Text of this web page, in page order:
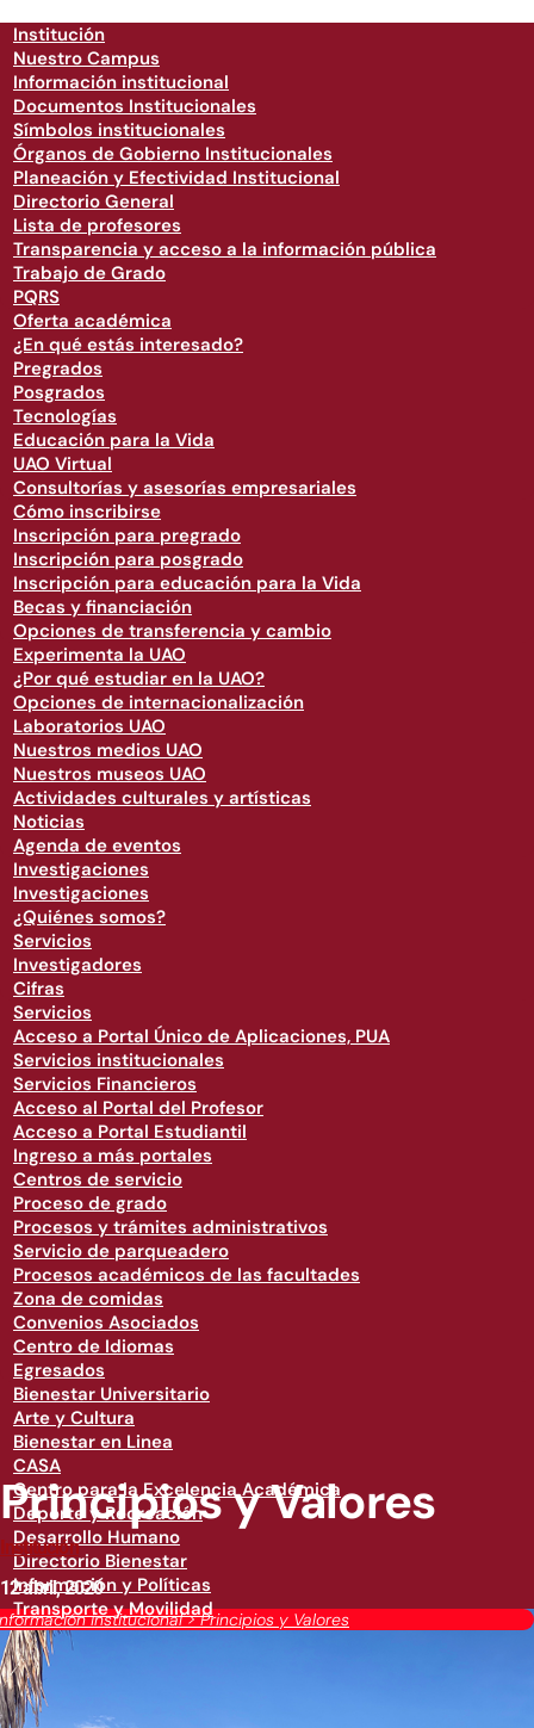
Institución
Nuestro Campus
Información institucional
Documentos Institucionales
Símbolos institucionales
Órganos de Gobierno Institucionales
Planeación y Efectividad Institucional
Directorio General
Lista de profesores
Transparencia y acceso a la información pública
Trabajo de Grado
PQRS
Oferta académica
¿En qué estás interesado?
Pregrados
Posgrados
Tecnologías
Educación para la Vida
UAO Virtual
Consultorías y asesorías empresariales
Cómo inscribirse
Inscripción para pregrado
Inscripción para posgrado
Inscripción para educación para la Vida
Becas y financiación
Opciones de transferencia y cambio
Experimenta la UAO
¿Por qué estudiar en la UAO?
Opciones de internacionalización
Laboratorios UAO
Nuestros medios UAO
Nuestros museos UAO
Actividades culturales y artísticas
Noticias
Agenda de eventos
Investigaciones
Investigaciones
¿Quiénes somos?
Servicios
Investigadores
Cifras
Servicios
Acceso a Portal Único de Aplicaciones, PUA
Servicios institucionales
Servicios Financieros
Acceso al Portal del Profesor
Acceso a Portal Estudiantil
Ingreso a más portales
Centros de servicio
Proceso de grado
Procesos y trámites administrativos
Servicio de parqueadero
Procesos académicos de las facultades
Zona de comidas
Convenios Asociados
Centro de Idiomas
Egresados
Bienestar Universitario
Arte y Cultura
Bienestar en Linea
CASA
Centro para la Excelencia Académica
Deporte y Recreación
Desarrollo Humano
Directorio Bienestar
Información y Políticas
Transporte y Movilidad
institucional>Principios y Valores
Principios y Valores
Institución
12 abril, 2020